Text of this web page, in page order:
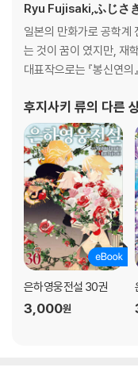
Ryu Fujisaki,ふじさ
일본의 만화가로 공학계
는 것이 꿈이 였지만, 재
대표작으로는 『봉신연의
후지사키 류의 다른
은하영웅전설 30권
3,000원